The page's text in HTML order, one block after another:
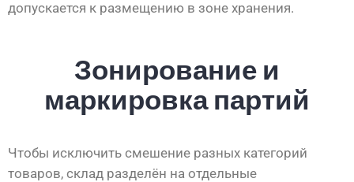
допускается к размещению в зоне хранения.
Зонирование и
маркировка партий
Чтобы исключить смешение разных категорий
товаров, склад разделён на отдельные